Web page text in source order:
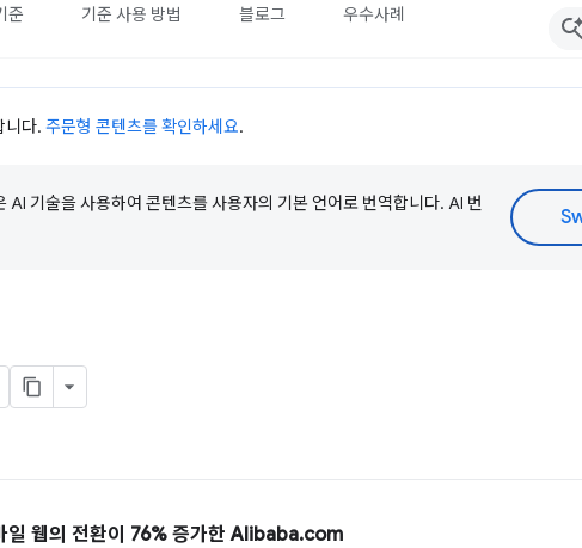
준 기준 사용 방법 블로그 우수사례
니다. 주문형 콘텐츠를 확인하세요.
기술을 사용하여 콘텐츠를 사용자의 기본 언어로 번역합니다. AI 번
일 웹의 전환이 76% 증가한 Alibaba.com